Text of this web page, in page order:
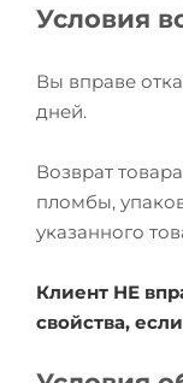
Условия
Вы вправе
дней.
Возврат
пломбы,
указанного
Клиент НЕ
свойства,